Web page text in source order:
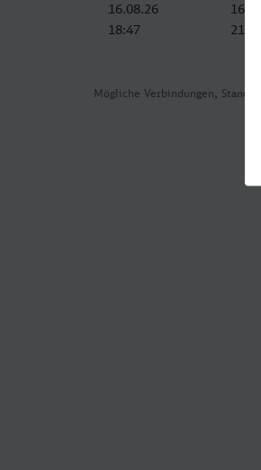
Mögliche Verbindungen, Stand:
16.08.26
18:47
21:07